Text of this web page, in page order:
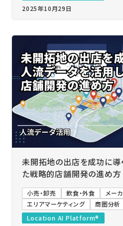
2025年10月29日
未開拓地の出店を成功に導
た戦略的店舗開発の進め方
小売・卸売 飲食・外食 メー
エリアマーケティング
商圏分析
Location AI Platform®